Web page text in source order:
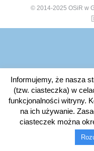
© 2014-2025 OSiR w
Informujemy, że nasza
(tzw. ciasteczka) w
funkcjonalności witryny.
na ich używanie.
ciasteczek można